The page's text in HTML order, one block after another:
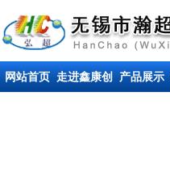
网站首页 走进鑫康创 产品展示